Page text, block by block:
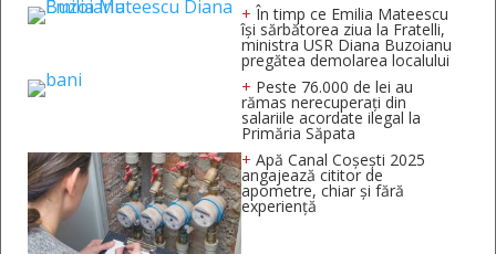
+ În timp ce Emilia Mateescu
își sărbătorea ziua la Fratelli,
ministra USR Diana Buzoianu
pregătea demolarea localului
+ Peste 76.000 de lei au
rămas nerecuperați din
salariile acordate ilegal la
Primăria Săpata
+ Apă Canal Coșești 2025
angajează cititor de
apometre, chiar și fără
experiență